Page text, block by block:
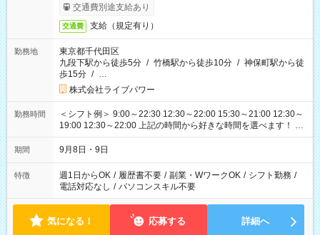
交通費別途支給あり
交通費 支給（規定有り）
勤務地
東京都千代田区
九段下駅から徒歩5分 / 竹橋駅から徒歩10分 / 神保町駅から徒
歩15分 / …
株式会社ライブパワー
勤務時間
＜シフト例＞ 9:00～22:30 12:30～22:00 15:30～21:00 12:30～
19:00 12:30～22:00 上記の時間から好きな時間を選べます！ ※
時間は変更となる可能性があります
期間 9月8日・9日
特徴 週1日からOK / 履歴書不要 / 副業・WワークOK / シフト勤務 /
電話対応なし / パソコンスキル不要
気になる！ 応募する 詳細へ